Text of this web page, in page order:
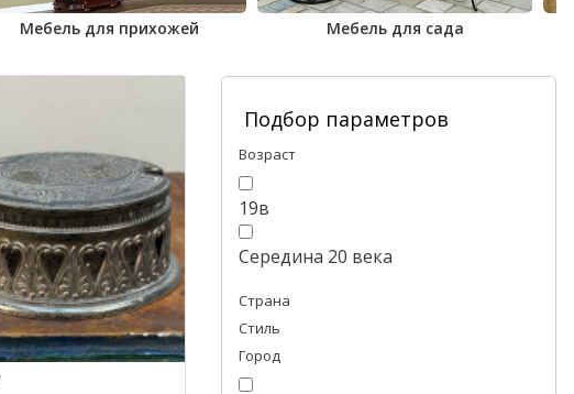
Мебель для прихожей Мебель для сада
Подбор параметров
Возраст
19в
Середина 20 века
Страна
Стиль
Город